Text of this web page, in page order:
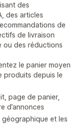
des
des articles
de
de livraison
ou des réductions
le panier moyen
produits depuis le
page de panier,
d’annonces
géographique et les